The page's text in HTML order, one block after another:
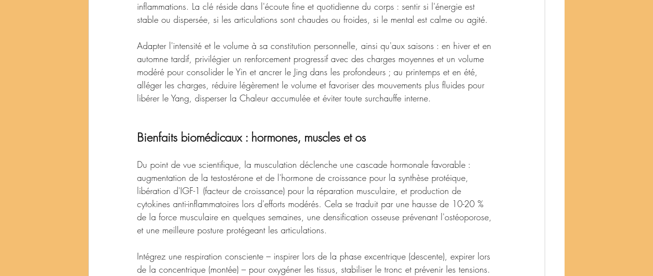
inflammations. La clé réside dans l'écoute fine et quotidienne du corps : sentir si l'énergie est
stable ou dispersée, si les articulations sont chaudes ou froides, si le mental est calme ou agité.
Adapter l'intensité et le volume à sa constitution personnelle, ainsi qu'aux saisons : en hiver et en
automne tardif, privilégier un renforcement progressif avec des charges moyennes et un volume
modéré pour consolider le Yin et ancrer le Jing dans les profondeurs ; au printemps et en été,
alléger les charges, réduire légèrement le volume et favoriser des mouvements plus fluides pour
libérer le Yang, disperser la Chaleur accumulée et éviter toute surchauffe interne.
Bienfaits biomédicaux : hormones, muscles et os
Du point de vue scientifique, la musculation déclenche une cascade hormonale favorable :
augmentation de la testostérone et de l'hormone de croissance pour la synthèse protéique,
libération d'IGF-1 (facteur de croissance) pour la réparation musculaire, et production de
cytokines anti-inflammatoires lors d'efforts modérés. Cela se traduit par une hausse de 10-20 %
de la force musculaire en quelques semaines, une densification osseuse prévenant l'ostéoporose,
et une meilleure posture protégeant les articulations.
Intégrez une respiration consciente – inspirer lors de la phase excentrique (descente), expirer lors
de la concentrique (montée) – pour oxygéner les tissus, stabiliser le tronc et prévenir les tensions.